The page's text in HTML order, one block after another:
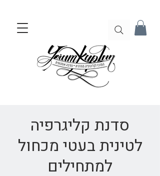
סדנת קליגרפיה
לטינית בעטי מכחול
למתחילים